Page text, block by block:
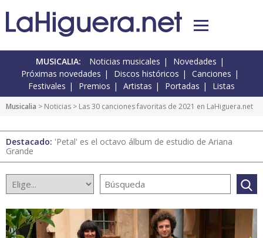
MUSICALIA: Noticias musicales
Novedades
Próximas novedades
Discos históricos
Canciones
Festivales
Premios Artistas Portadas Listas
Musicalia > Noticias > Las 30 canciones favoritas de 2021 en LaHiguera.net
Destacado: 'Petal' es el octavo álbum de estudio de Ariana
Grande